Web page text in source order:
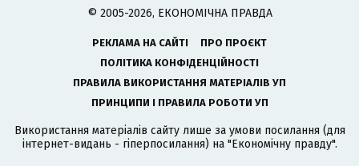
© 2005-2026, ЕКОНОМІЧНА ПРАВДА
РЕКЛАМА НА САЙТІ
ПРО ПРОЄКТ
ПОЛІТИКА КОНФІДЕНЦІЙНОСТІ
ПРАВИЛА ВИКОРИСТАННЯ МАТЕРІАЛІВ УП
ПРИНЦИПИ І ПРАВИЛА РОБОТИ УП
Використання матеріалів сайту лише за умови посилання (для
інтернет-видань - гіперпосилання) на "Економічну правду".